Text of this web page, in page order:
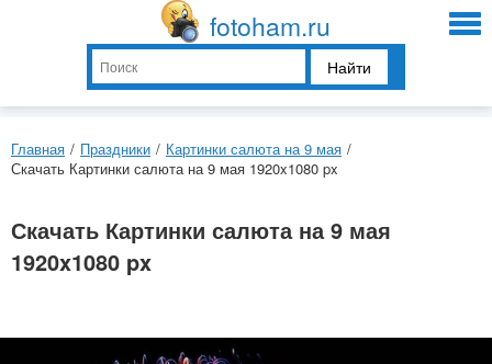
fotoham.ru
Найти
Главная / Праздники / Картинки салюта на 9 мая /
Скачать Картинки салюта на 9 мая 1920x1080 px
Скачать Картинки салюта на 9 мая
1920x1080 px